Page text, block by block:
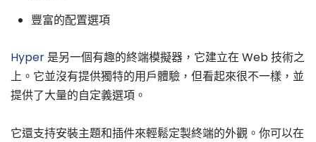
豐富的配置選項
Hyper 是另一個有趣的終端模擬器，它建立在 Web 技術之
上。它並沒有提供獨特的用戶體驗，但看起來很不一樣，並
提供了大量的自定義選項。
它還支持安裝主題和插件來輕鬆定製終端的外觀。你可以在